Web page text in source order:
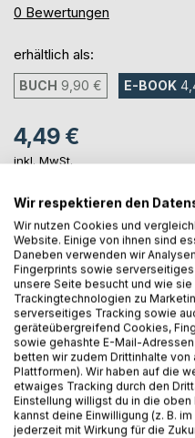
0%
0 Bewertungen
erhältlich als:
BUCH 9,90 € E-BOOK
4,49 €
inkl. MwSt.
IN DEN
Auf die Merkliste
Titel bewerten
Wir respektieren den
Wir nutzen Cookies und
Website. Einige von ihnen sind
Daneben verwenden wir
Fingerprints sowie
unsere Seite besucht und wie
Trackingtechnologien zu
serverseitiges Tracking sowie
geräteübergreifend Cookies,
sowie gehashte E-Mail-
betten wir zudem Drittinhalte
Plattformen). Wir haben auf die
etwaiges Tracking durch den
Einstellung willigst du in die
kannst deine Einwilligung (z. B.
jederzeit mit Wirkung für die